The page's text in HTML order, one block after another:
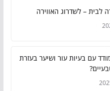
לבית – לשדרוג האווירה
עם בעיות עור ושיער בעזרת